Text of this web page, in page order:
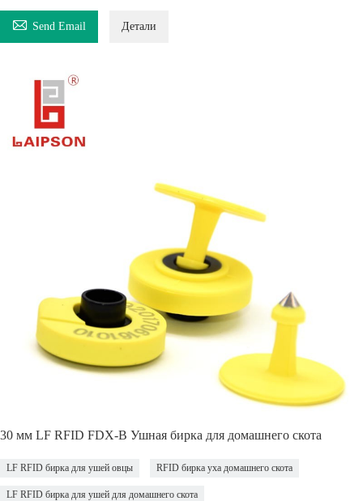
 Send Email Детали
30 мм LF RFID FDX-B Ушная бирка для домашнего скота
LF RFID бирка для ушей овцы RFID бирка уха домашнего скота
LF RFID бирка для ушей для домашнего скота